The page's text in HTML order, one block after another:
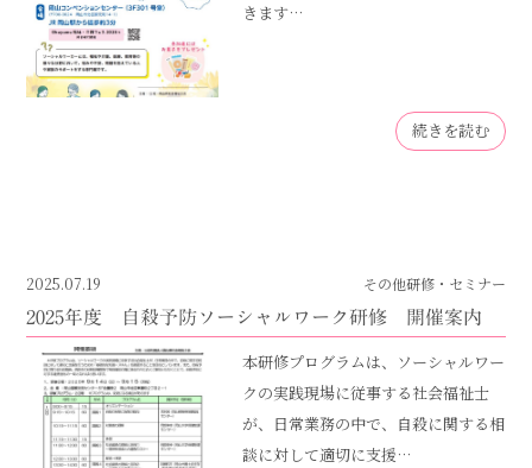
きます…
続きを読む
2025.07.19 その他研修・セミナー
2025年度 自殺予防ソーシャルワーク研修 開催案内
本研修プログラムは、ソーシャルワー
クの実践現場に従事する社会福祉士
が、日常業務の中で、自殺に関する相
談に対して適切に支援…